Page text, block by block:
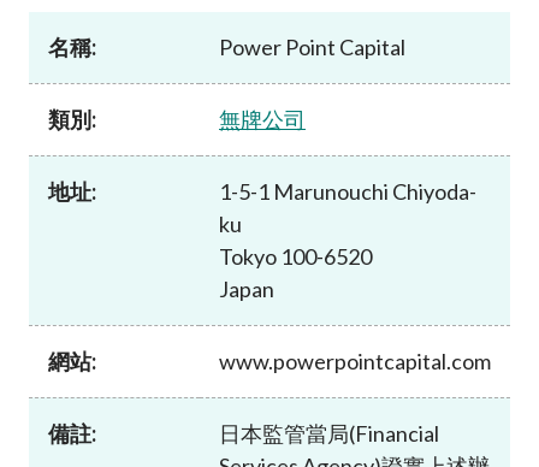
規則及標準
資料庫
名稱: Power Point Capital
類別: 無牌公司
地址:
1-5-1 Marunouchi Chiyoda-
ku
Tokyo 100-6520
Japan
網站: www.powerpointcapital.com
備註:
日本監管當局(Financial